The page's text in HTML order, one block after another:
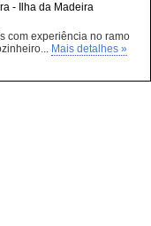
- Ilha da Madeira
com experiência no ramo
Mais detalhes »